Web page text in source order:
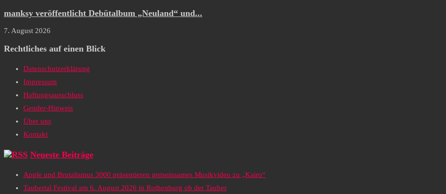
manksy veröffentlicht Debütalbum „Neuland“ und...
7. August 2026
Rechtliches auf einen Blick
Datenschutzerklärung
Impressum
Haftungsausschluss
Gender-Hinweis
Über uns
Kontakt
Neueste Beiträge
Apple und Brutalismus 3000 präsentieren gemeinsames Musikvideo zu „Kairo“
Taubertal Festival am 6. August 2026 in Rothenburg ob der Tauber